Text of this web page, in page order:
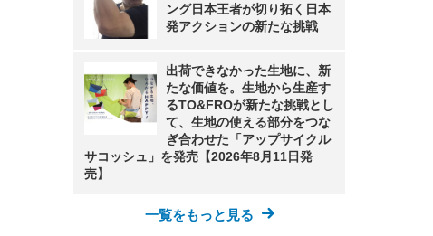
ング日本王者が切り拓く日本
発アクションの新たな挑戦
出荷できなかった生地に、新
たな価値を。生地から生産す
るTO&FROが新たな挑戦とし
て、生地の使える部分をつな
ぎ合わせた「アップサイクル
サコッシュ」を発売【2026年8月11日発
売】
一覧をもっと見る